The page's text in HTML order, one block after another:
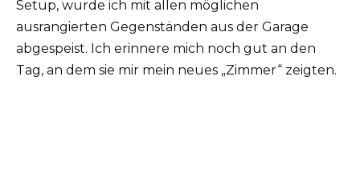
Setup, wurde ich mit allen möglichen
ausrangierten Gegenständen aus der Garage
abgespeist. Ich erinnere mich noch gut an den
Tag, an dem sie mir mein neues „Zimmer“ zeigten.